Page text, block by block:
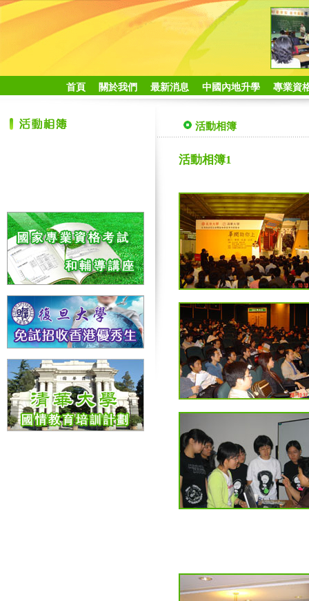
首頁 關於我們 最新消息 中國內地升學 專業資
活動相簿
活動相簿1